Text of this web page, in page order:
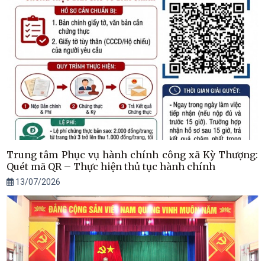
Trung tâm Phục vụ hành chính công xã Kỳ Thượng:
Quét mã QR – Thực hiện thủ tục hành chính
13/07/2026